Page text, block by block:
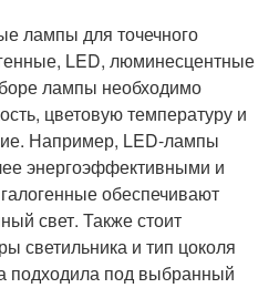
лампы для точечного
LED, люминесцентные
лампы необходимо
цветовую температуру и
Например, LED-лампы
энергоэффективными и
обеспечивают
свет. Также стоит
светильника и тип цоколя
подходила под выбранный